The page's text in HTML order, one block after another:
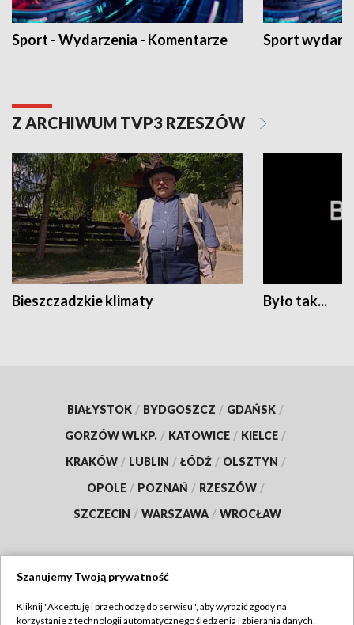
Sport - Wydarzenia - Komentarze Sport
Z ARCHIWUM TVP3 RZESZÓW
Bieszczadzkie klimaty Było tak...
BIAŁYSTOK / BYDGOSZCZ / GDAŃSK /
GORZÓW WLKP. / KATOWICE / KIELCE /
KRAKÓW / LUBLIN / ŁÓDŹ / OLSZTYN /
OPOLE / POZNAŃ / RZESZÓW /
SZCZECIN / WARSZAWA / WROCŁAW
Szanujemy Twoją prywatność
Kliknij "Akceptuję i przechodzę do serwisu", aby wyrazić zgody na
korzystanie z technologii automatycznego śledzenia i zbierania danych,